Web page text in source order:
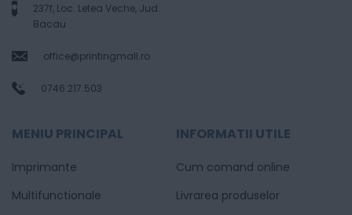
237f, Loc. Letea Veche, Jud.
Bacau
office@printingmall.ro
0746.217.503
MENIU PRINCIPAL
Imprimante
Multifunctionale
INFORMATII UTILE
Cum comand online
Livrarea produselor